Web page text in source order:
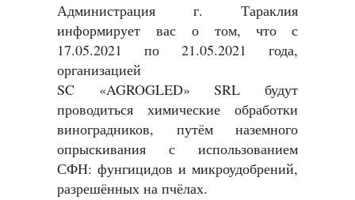
Администрация г. Тараклия
информирует вас о том, что с
17.05.2021 по 21.05.2021 года,
организацией
SC «AGROGLED» SRL будут
проводиться химические обработки
виноградников, путём наземного
опрыскивания с использованием
СФН: фунгицидов и микроудобрений,
разрешённых на пчёлах.